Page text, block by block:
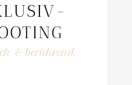
& berührend